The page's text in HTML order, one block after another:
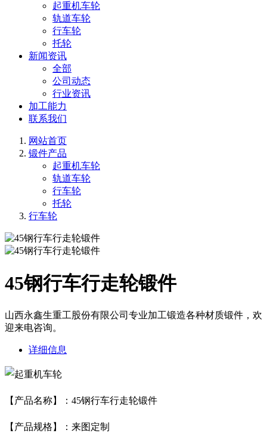
起重机车轮
轨道车轮
行车轮
托轮
新闻资讯
全部
公司动态
行业资讯
加工能力
联系我们
网站首页
锻件产品
起重机车轮
轨道车轮
行车轮
托轮
行车轮
45钢行车行走轮锻件
山西永鑫生重工股份有限公司专业加工锻造各种材质锻件，欢
迎来电咨询。
详细信息
【产品名称】：45钢行车行走轮锻件
【产品规格】：来图定制